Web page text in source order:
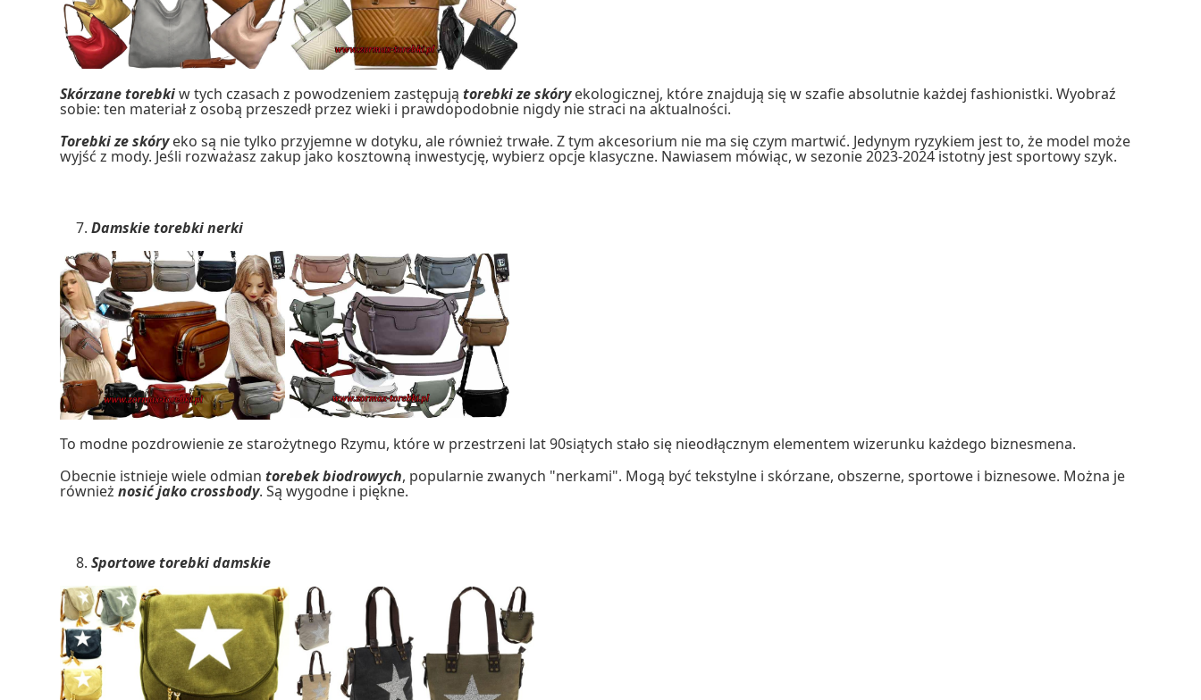
Skórzane torebkiw tych czasach z powodzeniem zastępujątorebki ze skóryekologicznej, które znajdują się w szafie absolutnie każdej fashionistki. Wyobraź
sobie: ten materiał z osobą przeszedł przez wieki i prawdopodobnie nigdy nie straci na aktualności.
Torebki ze skóryeko są nie tylko przyjemne w dotyku, ale również trwałe. Z tym akcesorium nie ma się czym martwić. Jedynym ryzykiem jest to, że model może
wyjść z mody. Jeśli rozważasz zakup jako kosztowną inwestycję, wybierz opcje klasyczne. Nawiasem mówiąc, w sezonie 2023-2024 istotny jest sportowy szyk.
Damskie torebki nerki
To modne pozdrowienie ze starożytnego Rzymu, które w przestrzeni lat 90siątych stało się nieodłącznym elementem wizerunku każdego biznesmena.
Obecnie istnieje wiele odmiantorebek biodrowych, popularnie zwanych "nerkami". Mogą być tekstylne i skórzane, obszerne, sportowe i biznesowe. Można je
równieżnosić jako crossbody. Są wygodne i piękne.
Sportowe torebki damskie